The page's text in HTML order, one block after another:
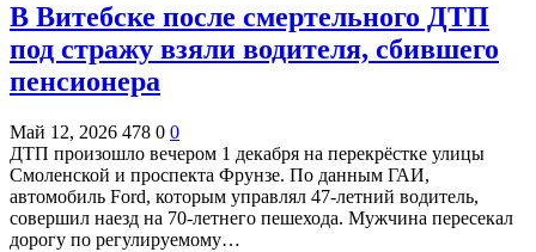
В Витебске после смертельного ДТП
под стражу взяли водителя, сбившего
пенсионера
Май 12, 2026 478 0 0
ДТП произошло вечером 1 декабря на перекрёстке улицы
Смоленской и проспекта Фрунзе. По данным ГАИ,
автомобиль Ford, которым управлял 47-летний водитель,
совершил наезд на 70-летнего пешехода. Мужчина пересекал
дорогу по регулируемому…